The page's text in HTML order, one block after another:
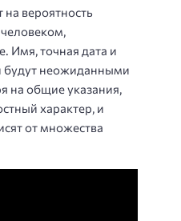
на вероятность
Имя, точная дата и
будут неожиданными
на общие указания,
характер, и
от множества